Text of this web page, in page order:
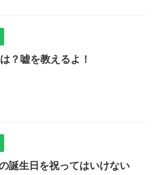
？嘘を教えるよ！
誕生日を祝ってはいけない